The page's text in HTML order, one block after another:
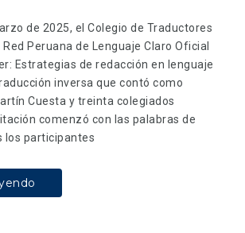
de 2025, el Colegio de Traductores
Peruana de Lenguaje Claro Oficial
Estrategias de redacción en lenguaje
inversa que contó como
Cuesta y treinta colegiados
comenzó con las palabras de
los participantes